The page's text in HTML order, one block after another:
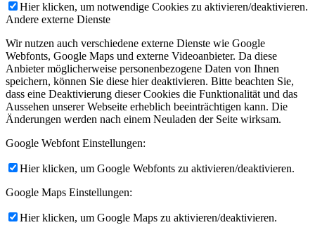
Hier klicken, um notwendige Cookies zu aktivieren/deaktivieren.
Andere externe Dienste
Wir nutzen auch verschiedene externe Dienste wie Google
Webfonts, Google Maps und externe Videoanbieter. Da diese
Anbieter möglicherweise personenbezogene Daten von Ihnen
speichern, können Sie diese hier deaktivieren. Bitte beachten Sie,
dass eine Deaktivierung dieser Cookies die Funktionalität und das
Aussehen unserer Webseite erheblich beeinträchtigen kann. Die
Änderungen werden nach einem Neuladen der Seite wirksam.
Google Webfont Einstellungen:
Hier klicken, um Google Webfonts zu aktivieren/deaktivieren.
Google Maps Einstellungen:
Hier klicken, um Google Maps zu aktivieren/deaktivieren.